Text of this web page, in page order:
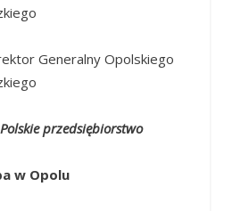
Generalny Opolskiego
Polskie przedsiębiorstwo
w Opolu